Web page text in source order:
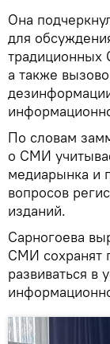
Она
для
а также
По словам
о СМИ
медиарынка и
вопросов
изданий.
Сарногоева
СМИ сохранят
развиваться в